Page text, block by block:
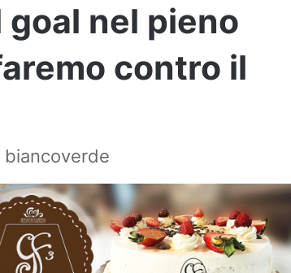
goal nel pieno
contro il
biancoverde